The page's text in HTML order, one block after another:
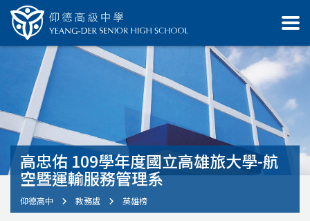
高忠佑 109學年度國立高雄旅大學-航
空暨運輸服務管理系
仰德高中 教務處 英雄榜